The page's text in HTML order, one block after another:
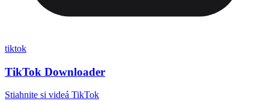
tiktok
TikTok Downloader
Stiahnite si videá TikTok